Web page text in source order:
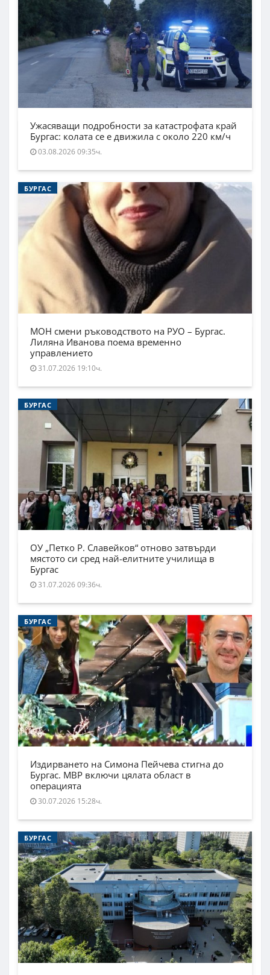
Ужасяващи подробности за катастрофата край
Бургас: колата се е движила с около 220 км/ч
03.08.2026 09:35ч.
БУРГАС
МОН смени ръководството на РУО – Бургас.
Лиляна Иванова поема временно
управлението
31.07.2026 19:10ч.
БУРГАС
ОУ „Петко Р. Славейков“ отново затвърди
мястото си сред най-елитните училища в
Бургас
31.07.2026 09:36ч.
БУРГАС
Издирването на Симона Пейчева стигна до
Бургас. МВР включи цялата област в
операцията
30.07.2026 15:28ч.
БУРГАС